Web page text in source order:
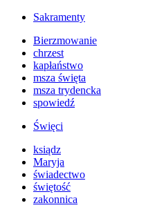
Sakramenty
Bierzmowanie
chrzest
kapłaństwo
msza święta
msza trydencka
spowiedź
Święci
ksiądz
Maryja
świadectwo
świętość
zakonnica